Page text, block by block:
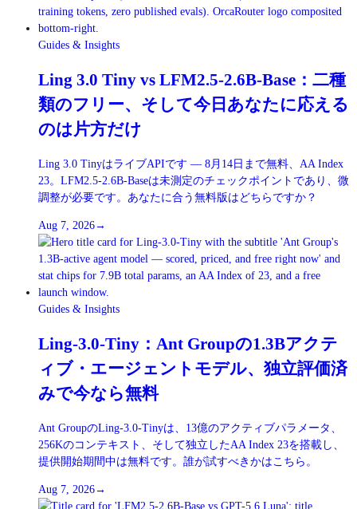
Guides & Insights
Ling 3.0 Tiny vs LFM2.5-2.6B-Base：二種
類のフリー、そして今日あなたに応える
のは片方だけ
Ling 3.0 TinyはライブAPIです — 8月14日まで無料、AA Index
23。LFM2.5-2.6B-Baseは未測定のチェックポイントであり、微
調整が必要です。あなたに合う無料版はどちらですか？
Aug 7, 2026→
Guides & Insights
Ling-3.0-Tiny：Ant Groupの1.3Bアクテ
ィブ・エージェントモデル、独立評価済
みで今なら無料
Ant GroupのLing-3.0-Tinyは、13億のアクティブパラメータ、
256Kのコンテキスト、そして独立したAA Index 23を搭載し、
提供開始期間中は無料です。誰が試すべきかはこちら。
Aug 7, 2026→